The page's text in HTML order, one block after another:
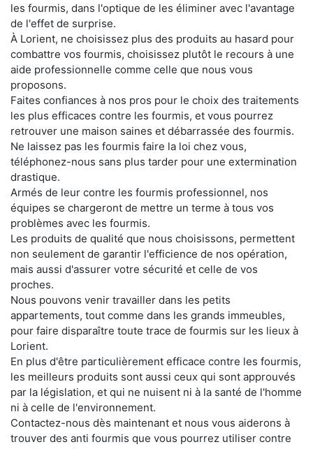
les fourmis, dans l'optique de les éliminer avec l'avantage
de l'effet de surprise.
À Lorient, ne choisissez plus des produits au hasard pour
combattre vos fourmis, choisissez plutôt le recours à une
aide professionnelle comme celle que nous vous
proposons.
Faites confiances à nos pros pour le choix des traitements
les plus efficaces contre les fourmis, et vous pourrez
retrouver une maison saines et débarrassée des fourmis.
Ne laissez pas les fourmis faire la loi chez vous,
téléphonez-nous sans plus tarder pour une extermination
drastique.
Armés de leur contre les fourmis professionnel, nos
équipes se chargeront de mettre un terme à tous vos
problèmes avec les fourmis.
Les produits de qualité que nous choisissons, permettent
non seulement de garantir l'efficience de nos opération,
mais aussi d'assurer votre sécurité et celle de vos
proches.
Nous pouvons venir travailler dans les petits
appartements, tout comme dans les grands immeubles,
pour faire disparaître toute trace de fourmis sur les lieux à
Lorient.
En plus d'être particulièrement efficace contre les fourmis,
les meilleurs produits sont aussi ceux qui sont approuvés
par la législation, et qui ne nuisent ni à la santé de l'homme
ni à celle de l'environnement.
Contactez-nous dès maintenant et nous vous aiderons à
trouver des anti fourmis que vous pourrez utiliser contre